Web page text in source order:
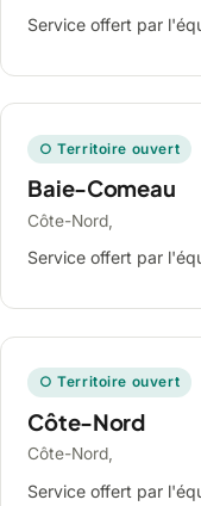
Service offert par
○ Territoire ouvert
Baie-Comeau
Côte-Nord,
Service offert par
○ Territoire ouvert
Côte-Nord
Côte-Nord,
Service offert par